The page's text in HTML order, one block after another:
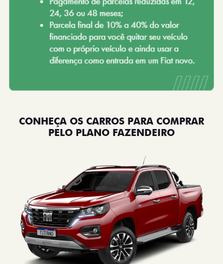
CONHEÇA OS CARROS PARA COMPRAR
PELO PLANO FAZENDEIRO